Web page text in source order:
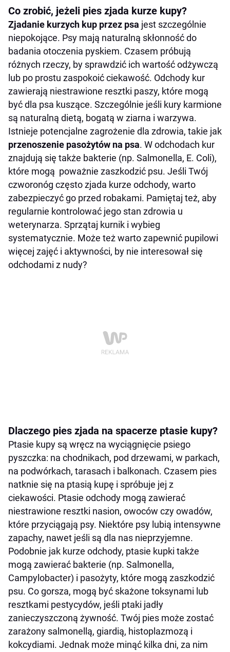
Co zrobić, jeżeli pies zjada kurze kupy?
Zjadanie kurzych kup przez psa jest szczególnie
niepokojące. Psy mają naturalną skłonność do
badania otoczenia pyskiem. Czasem próbują
różnych rzeczy, by sprawdzić ich wartość odżywczą
lub po prostu zaspokoić ciekawość. Odchody kur
zawierają niestrawione resztki paszy, które mogą
być dla psa kuszące. Szczególnie jeśli kury karmione
są naturalną dietą, bogatą w ziarna i warzywa.
Istnieje potencjalne zagrożenie dla zdrowia, takie jak
przenoszenie pasożytów na psa. W odchodach kur
znajdują się także bakterie (np. Salmonella, E. Coli),
które mogą poważnie zaszkodzić psu. Jeśli Twój
czworonóg często zjada kurze odchody, warto
zabezpieczyć go przed robakami. Pamiętaj też, aby
regularnie kontrolować jego stan zdrowia u
weterynarza. Sprzątaj kurnik i wybieg
systematycznie. Może też warto zapewnić pupilowi
więcej zajęć i aktywności, by nie interesował się
odchodami z nudy?
Dlaczego pies zjada na spacerze ptasie kupy?
Ptasie kupy są wręcz na wyciągnięcie psiego
pyszczka: na chodnikach, pod drzewami, w parkach,
na podwórkach, tarasach i balkonach. Czasem pies
natknie się na ptasią kupę i spróbuje jej z
ciekawości. Ptasie odchody mogą zawierać
niestrawione resztki nasion, owoców czy owadów,
które przyciągają psy. Niektóre psy lubią intensywne
zapachy, nawet jeśli są dla nas nieprzyjemne.
Podobnie jak kurze odchody, ptasie kupki także
mogą zawierać bakterie (np. Salmonella,
Campylobacter) i pasożyty, które mogą zaszkodzić
psu. Co gorsza, mogą być skażone toksynami lub
resztkami pestycydów, jeśli ptaki jadły
zanieczyszczoną żywność. Twój pies może zostać
zarażony salmonellą, giardią, histoplazmozą i
kokcydiami. Jednak może minąć kilka dni, za nim